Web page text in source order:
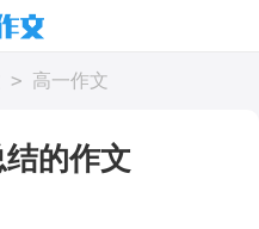
> 高一作文
的作文